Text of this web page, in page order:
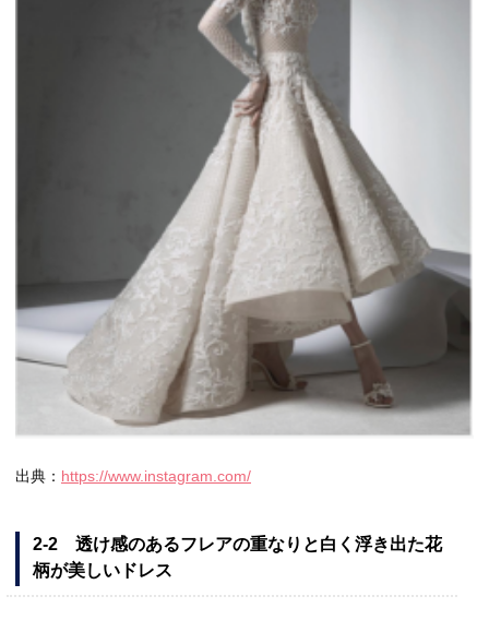
出典： https://www.instagram.com/
2-2 透け感のあるフレアの重なりと白く浮き出た花
柄が美しいドレス